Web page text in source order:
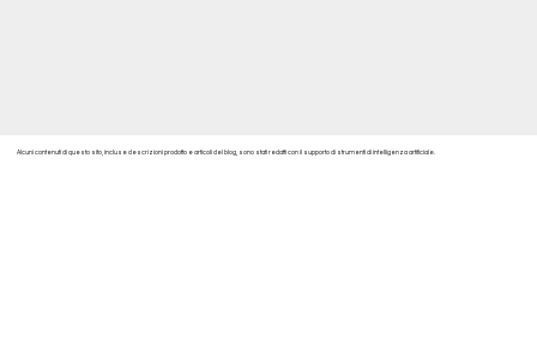
Alcuni contenuti di questo sito, incluse descrizioni prodotto e articoli del blog, sono stati redatti con il supporto di strumenti di intelligenza artificiale.